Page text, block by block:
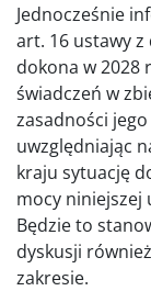
Jednocześnie
art. 16 ustawy
dokona w 2028
świadczeń w
zasadności
uwzględniając
kraju sytuację
mocy niniejszej
Będzie to
dyskusji
zakresie.